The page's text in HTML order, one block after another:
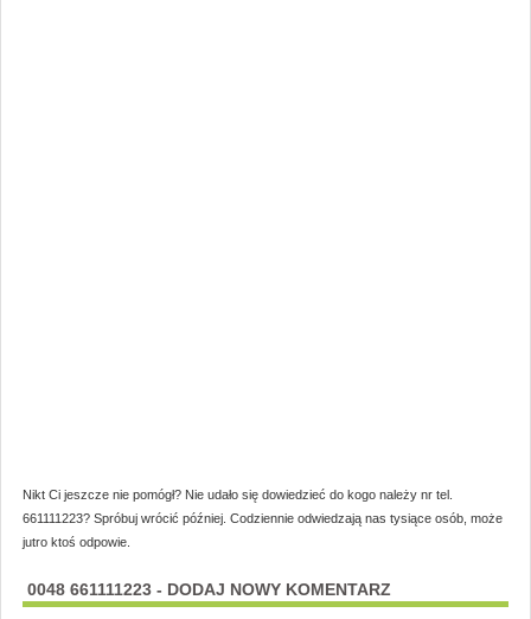
Nikt Ci jeszcze nie pomógł? Nie udało się dowiedzieć do kogo należy nr tel.
661111223? Spróbuj wrócić później. Codziennie odwiedzają nas tysiące osób, może
jutro ktoś odpowie.
0048 661111223 - DODAJ NOWY KOMENTARZ